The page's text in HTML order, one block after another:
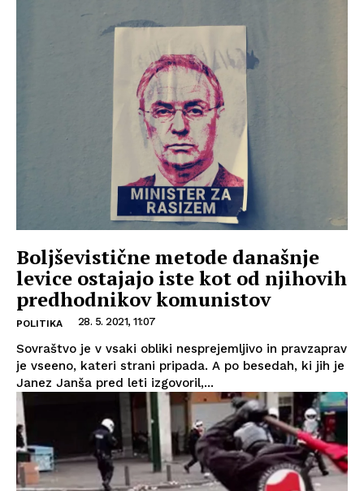
Boljševistične metode današnje
levice ostajajo iste kot od njihovih
predhodnikov komunistov
POLITIKA 28. 5. 2021, 11:07
Sovraštvo je v vsaki obliki nesprejemljivo in pravzaprav
je vseeno, kateri strani pripada. A po besedah, ki jih je
Janez Janša pred leti izgovoril,...